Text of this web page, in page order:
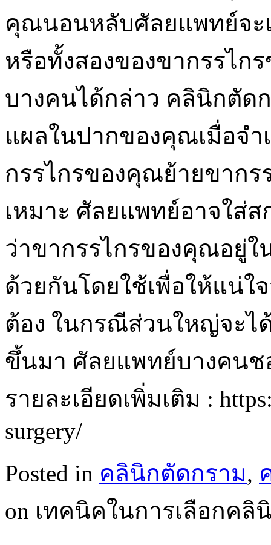
คุณนอนหลับศัลยแพทย์จ
หรือทั้งสองของขากรรไก
บางคนได้กล่าว คลินิกตัด
แผลในปากของคุณเมื่อจำ
กรรไกรของคุณย้ายขากร
เหมาะ ศัลยแพทย์อาจใส่
ว่าขากรรไกรของคุณอยู่ใ
ด้วยกันโดยใช้เพื่อให้แน่ใ
ต้อง ในกรณีส่วนใหญ่จะไ
ขึ้นมา ศัลยแพทย์บางคนช
รายละเอียดเพิ่มเติม :
surgery/
Posted in คลินิกตัดกราม,
on เทคนิคในการเลือกค